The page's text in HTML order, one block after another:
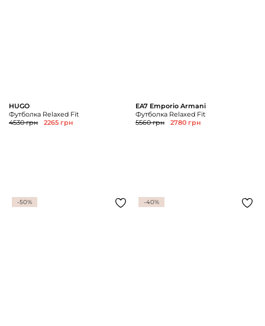
HUGO
Футболка Relaxed Fit
4530 грн
2265 грн
EA7 Emporio Armani
Футболка Relaxed Fit
5560 грн
2780 грн
-50% -40%